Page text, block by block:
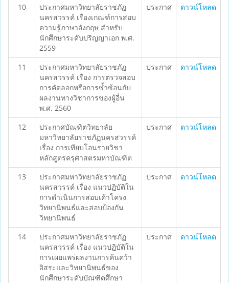
10
ประกาศมหาวิทยาลัยราชภัฏ
นครสวรรค์ เรื่องเกณฑ์การสอบ
ความรู้ภาษาอังกฤษ สำหรับ
นักศึกษาระดับปริญญาเอก พ.ศ.
2559
ประกาศ ดาวน์โหลด
11
ประกาศมหาวิทยาลัยราชภัฏ
นครสวรรค์ เรื่อง การตรวจสอบ
การคัดลอกหรือการซ้ำซ้อนกับ
ผลงานทางวิชาการของผู้อื่น
พ.ศ. 2560
ประกาศ ดาวน์โหลด
12
ประกาศบัณฑิตวิทยาลัย
มหาวิทยาลัยราชภัฏนครสวรรค์
เรื่อง การเทียบโอนรายวิชา
หลักสูตรครุศาสตรมหาบัณฑิต
ประกาศ ดาวน์โหลด
13
ประกาศมหาวิทยาลัยราชภัฏ
นครสวรรค์ เรื่อง แนวปฏิบัติใน
การดำเนินการสอบเค้าโครง
วิทยานิพนธ์และสอบป้องกัน
วิทยานิพนธ์
ประกาศ ดาวน์โหลด
14
ประกาศมหาวิทยาลัยราชภัฏ
นครสวรรค์ เรื่อง แนวปฏิบัติใน
การเผยแพร่ผลงานการค้นคว้า
อิสระและวิทยานิพนธ์ของ
นักศึกษาระดับบัณฑิตศึกษา
ประกาศ ดาวน์โหลด